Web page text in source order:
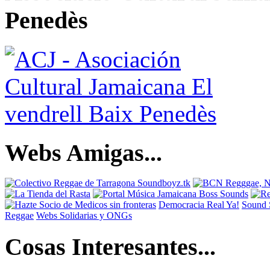
Penedès
Webs Amigas...
Democracia Real Ya! Sound
Reggae Webs Solidarias y ONGs
Cosas Interesantes...